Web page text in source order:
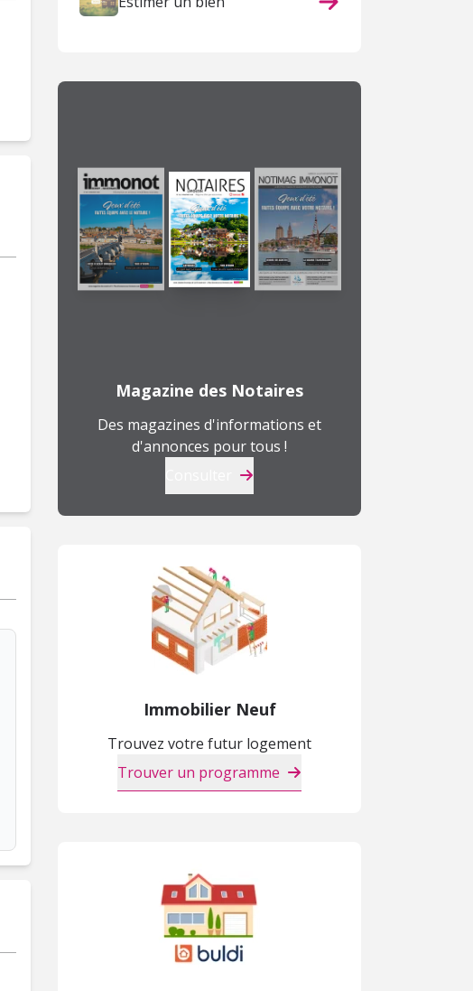
Magazine des Notaires
Des magazines d'informations et
d'annonces pour tous !
Immobilier Neuf
Trouvez votre futur logement
Trouver un programme